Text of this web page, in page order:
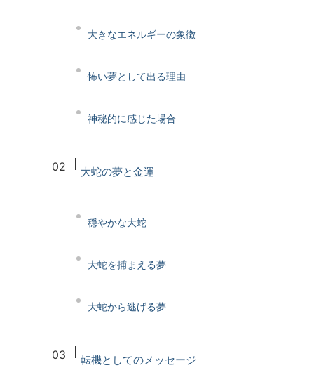
大きなエネルギーの象徴
怖い夢として出る理由
神秘的に感じた場合
大蛇の夢と金運
穏やかな大蛇
大蛇を捕まえる夢
大蛇から逃げる夢
転機としてのメッセージ